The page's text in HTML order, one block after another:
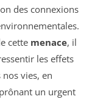
des connexions
cette menace, il
les effets
vies, en
un urgent